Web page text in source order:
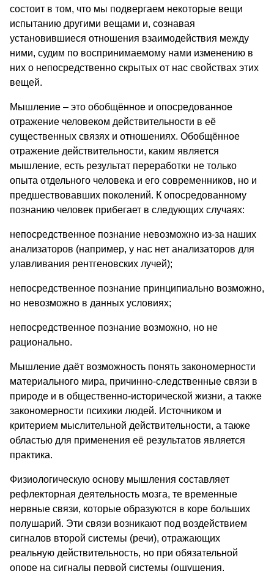
состоит в том, что мы подвергаем некоторые вещи
испытанию другими вещами и, сознавая
установившиеся отношения взаимодействия между
ними, судим по воспринимаемому нами изменению в
них о непосредственно скрытых от нас свойствах этих
вещей.
Мышление – это обобщённое и опосредованное
отражение человеком действительности в её
существенных связях и отношениях. Обобщённое
отражение действительности, каким является
мышление, есть результат переработки не только
опыта отдельного человека и его современников, но и
предшествовавших поколений. К опосредованному
познанию человек прибегает в следующих случаях:
непосредственное познание невозможно из-за наших
анализаторов (например, у нас нет анализаторов для
улавливания рентгеновских лучей);
непосредственное познание принципиально возможно,
но невозможно в данных условиях;
непосредственное познание возможно, но не
рационально.
Мышление даёт возможность понять закономерности
материального мира, причинно-следственные связи в
природе и в общественно-исторической жизни, а также
закономерности психики людей. Источником и
критерием мыслительной действительности, а также
областью для применения её результатов является
практика.
Физиологическую основу мышления составляет
рефлекторная деятельность мозга, те временные
нервные связи, которые образуются в коре больших
полушарий. Эти связи возникают под воздействием
сигналов второй системы (речи), отражающих
реальную действительность, но при обязательной
опоре на сигналы первой системы (ощущения,